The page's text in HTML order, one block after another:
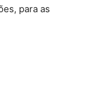
para as